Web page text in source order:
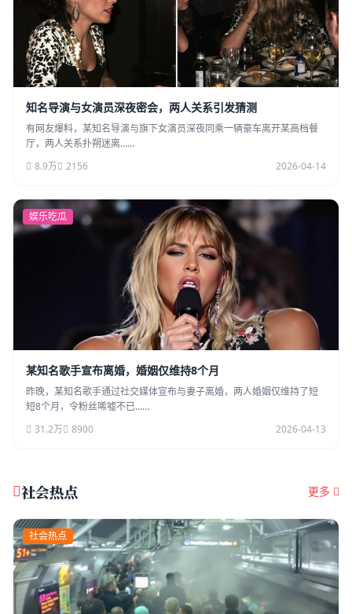
知名导演与女演员深夜密会，两人关系引发猜测
有网友爆料，某知名导演与旗下女演员深夜同乘一辆豪车离开某高档餐
厅，两人关系扑朔迷离……
8.9万
2156 2026-04-14
娱乐吃瓜
某知名歌手宣布离婚，婚姻仅维持8个月
昨晚，某知名歌手通过社交媒体宣布与妻子离婚，两人婚姻仅维持了短
短8个月，令粉丝唏嘘不已……
31.2万
8900 2026-04-13
社会热点 更多
社会热点